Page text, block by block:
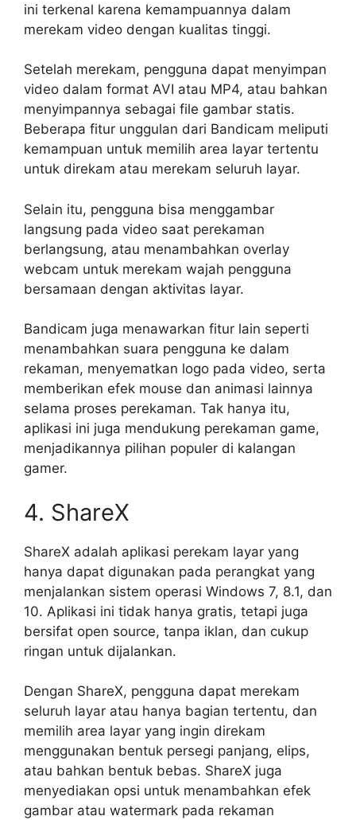
ini terkenal karena kemampuannya dalam
merekam video dengan kualitas tinggi.
Setelah merekam, pengguna dapat menyimpan
video dalam format AVI atau MP4, atau bahkan
menyimpannya sebagai file gambar statis.
Beberapa fitur unggulan dari Bandicam meliputi
kemampuan untuk memilih area layar tertentu
untuk direkam atau merekam seluruh layar.
Selain itu, pengguna bisa menggambar
langsung pada video saat perekaman
berlangsung, atau menambahkan overlay
webcam untuk merekam wajah pengguna
bersamaan dengan aktivitas layar.
Bandicam juga menawarkan fitur lain seperti
menambahkan suara pengguna ke dalam
rekaman, menyematkan logo pada video, serta
memberikan efek mouse dan animasi lainnya
selama proses perekaman. Tak hanya itu,
aplikasi ini juga mendukung perekaman game,
menjadikannya pilihan populer di kalangan
gamer.
4. ShareX
ShareX adalah aplikasi perekam layar yang
hanya dapat digunakan pada perangkat yang
menjalankan sistem operasi Windows 7, 8.1, dan
10. Aplikasi ini tidak hanya gratis, tetapi juga
bersifat open source, tanpa iklan, dan cukup
ringan untuk dijalankan.
Dengan ShareX, pengguna dapat merekam
seluruh layar atau hanya bagian tertentu, dan
memilih area layar yang ingin direkam
menggunakan bentuk persegi panjang, elips,
atau bahkan bentuk bebas. ShareX juga
menyediakan opsi untuk menambahkan efek
gambar atau watermark pada rekaman